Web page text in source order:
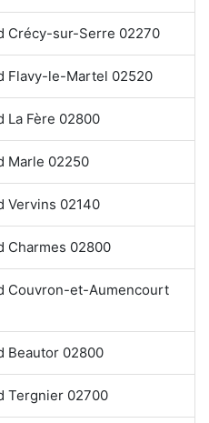
Crécy-sur-Serre 02270
Flavy-le-Martel 02520
La Fère 02800
Marle 02250
Vervins 02140
Charmes 02800
Couvron-et-Aumencourt
Beautor 02800
Tergnier 02700